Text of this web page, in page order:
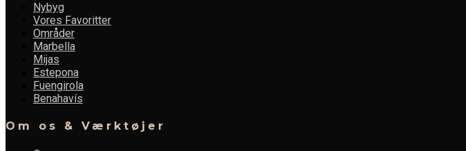
Nybyg
Vores Favoritter
Områder
Marbella
Mijas
Estepona
Fuengirola
Benahavís
Om os & Værktøjer